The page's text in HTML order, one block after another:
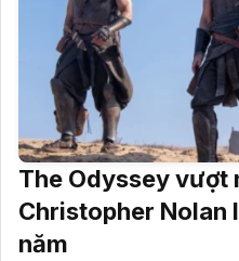
The Odyssey vượt
Christopher Nolan
năm